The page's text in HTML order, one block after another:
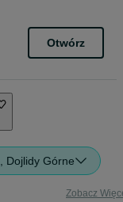
Otwórz
Dojlidy Górne
Zobacz